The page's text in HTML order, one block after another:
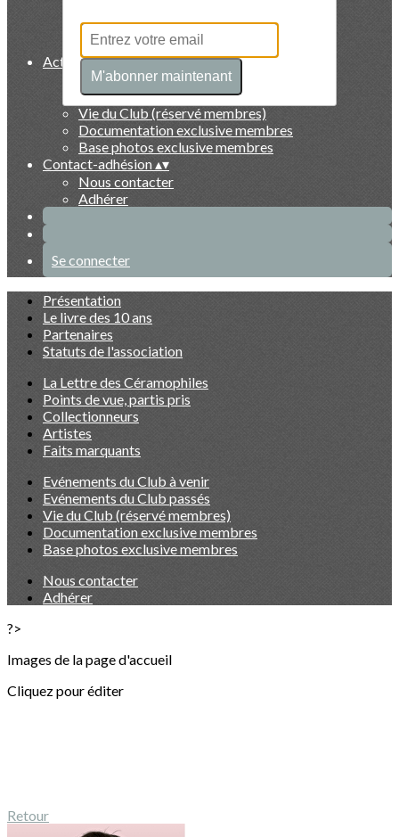
Artistes
Faits marquants
Activités et exclusivités membres▴▾
Evénements du Club à venir
Evénements du Club passés
Vie du Club (réservé membres)
Documentation exclusive membres
Base photos exclusive membres
Contact-adhésion▴▾
Nous contacter
Adhérer
Se connecter
Présentation
Le livre des 10 ans
Partenaires
Statuts de l'association
La Lettre des Céramophiles
Points de vue, partis pris
Collectionneurs
Artistes
Faits marquants
Evénements du Club à venir
Evénements du Club passés
Vie du Club (réservé membres)
Documentation exclusive membres
Base photos exclusive membres
Nous contacter
Adhérer
?>
Images de la page d'accueil
Cliquez pour éditer
Retour
M'abonner maintenant